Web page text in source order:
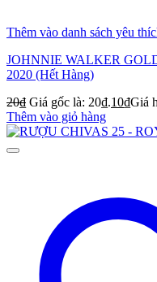
Thêm vào danh sách yêu
JOHNNIE WALKER
2020 (Hết Hàng)
20₫ Giá gốc là: 20₫.10₫Giá
Thêm vào giỏ hàng